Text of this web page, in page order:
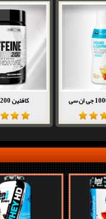
کافئین 200 ناترکس